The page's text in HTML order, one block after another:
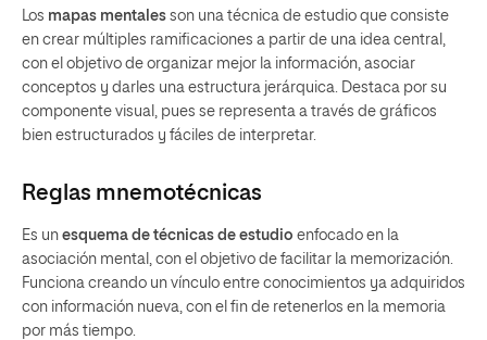
Los mapas mentales son una técnica de estudio que consiste
en crear múltiples ramificaciones a partir de una idea central,
con el objetivo de organizar mejor la información, asociar
conceptos y darles una estructura jerárquica. Destaca por su
componente visual, pues se representa a través de gráficos
bien estructurados y fáciles de interpretar.
Reglas mnemotécnicas
Es un esquema de técnicas de estudio enfocado en la
asociación mental, con el objetivo de facilitar la memorización.
Funciona creando un vínculo entre conocimientos ya adquiridos
con información nueva, con el fin de retenerlos en la memoria
por más tiempo.